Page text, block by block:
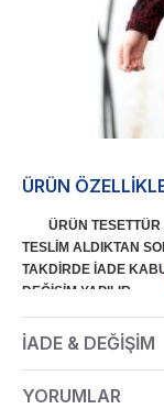
ÜRÜN
ÜRÜN
TESLİM ALDIKTAN
TAKDİRDE İADE
DEĞİŞİM YAPILIR.
%80 Pamuk %20
ÜRÜN BOYU: 155
İADE & DEĞIŞIM
YORUMLAR